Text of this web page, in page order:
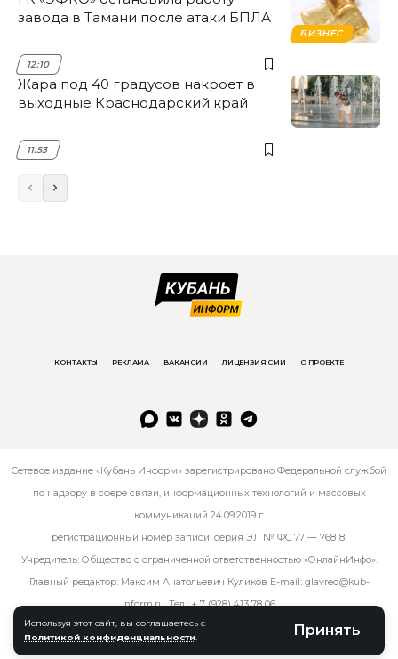
Используя этот сайт, вы соглашаетесь с
Политикой конфиденциальности
Принять
БИЗНЕС
завода в Тамани после атаки БПЛА
12:10
Жара под 40 градусов накроет в
выходные Краснодарский край
11:53
КОНТАКТЫ РЕКЛАМА ВАКАНСИИ ЛИЦЕНЗИЯ СМИ О ПРОЕКТЕ
Сетевое издание «Кубань Информ» зарегистрировано Федеральной службой
по надзору в сфере связи, информационных технологий и массовых
коммуникаций 24.09.2019 г.
регистрационный номер записи: серия ЭЛ № ФС 77 — 76818.
Учредитель: Общество с ограниченной ответственностью «ОнлайнИнфо».
Главный редактор: Максим Анатольевич Куликов E-mail: glavred@kub-
inform.ru. Тел.:+ 7 (928) 413 78 06.
© kub-inform 2026